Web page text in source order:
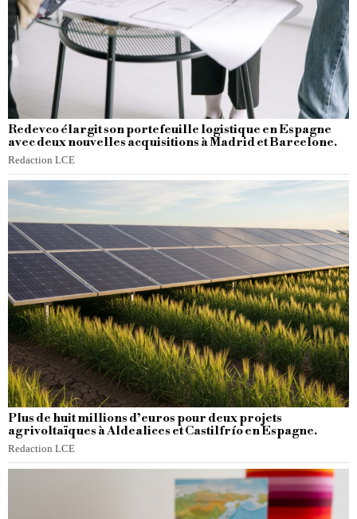
Redevco élargit son portefeuille logistique en Espagne
avec deux nouvelles acquisitions à Madrid et Barcelone.
Redaction LCE
Plus de huit millions d’euros pour deux projets
agrivoltaïques à Aldealices et Castilfrío en Espagne.
Redaction LCE